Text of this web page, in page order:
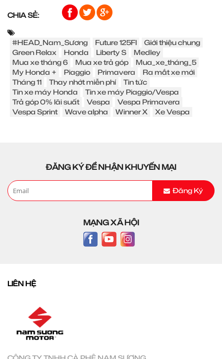
CHIA SẺ:
#HEAD_Nam_Sương Future 125FI
Giới thiệu chung
Green Relax
Honda Liberty S
Medley
Mua xe tháng 6
Mua xe trả góp
Mua_xe_tháng_5
My Honda +
Piaggio Primavera
Ra mắt xe mới
Tháng 11
Thay nhớt miễn phí
Tin tức
Tin xe máy Honda
Tin xe máy Piaggio/Vespa
Trả góp 0% lãi suất
Vespa
Vespa Primavera
Vespa Sprint
Wave alpha Winner X Xe Vespa
ĐĂNG KÝ ĐỂ NHẬN KHUYẾN MẠI
Đăng Ký
MẠNG XÃ HỘI
LIÊN HỆ